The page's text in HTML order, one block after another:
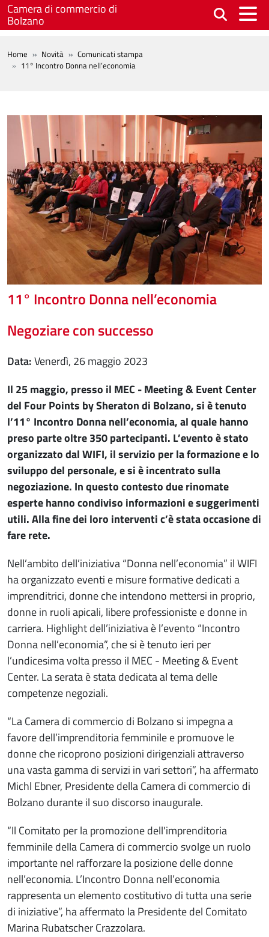
Salta al contenuto principale
Camera di commercio di
Bolzano
BREADCRUMB
Home Novità
Comunicati stampa
11° Incontro Donna nell’economia
11° Incontro Donna nell’economia
Negoziare con successo
Data
venerdì, 26 maggio 2023
Il 25 maggio, presso il MEC - Meeting & Event Center
del Four Points by Sheraton di Bolzano, si è tenuto
l’11° Incontro Donna nell’economia, al quale hanno
preso parte oltre 350 partecipanti. L’evento è stato
organizzato dal WIFI, il servizio per la formazione e lo
sviluppo del personale, e si è incentrato sulla
negoziazione. In questo contesto due rinomate
esperte hanno condiviso informazioni e suggerimenti
utili. Alla fine dei loro interventi c’è stata occasione di
fare rete.
Nell’ambito dell’iniziativa “Donna nell’economia” il WIFI
ha organizzato eventi e misure formative dedicati a
imprenditrici, donne che intendono mettersi in proprio,
donne in ruoli apicali, libere professioniste e donne in
carriera. Highlight dell’iniziativa è l’evento “Incontro
Donna nell’economia”, che si è tenuto ieri per
l’undicesima volta presso il MEC - Meeting & Event
Center. La serata è stata dedicata al tema delle
competenze negoziali.
“La Camera di commercio di Bolzano si impegna a
favore dell’imprenditoria femminile e promuove le
donne che ricoprono posizioni dirigenziali attraverso
una vasta gamma di servizi in vari settori”, ha affermato
Michl Ebner, Presidente della Camera di commercio di
Bolzano durante il suo discorso inaugurale.
“Il Comitato per la promozione dell'imprenditoria
femminile della Camera di commercio svolge un ruolo
importante nel rafforzare la posizione delle donne
nell’economia. L’Incontro Donna nell’economia
rappresenta un elemento costitutivo di tutta una serie
di iniziative”, ha affermato la Presidente del Comitato
Marina Rubatscher Crazzolara.